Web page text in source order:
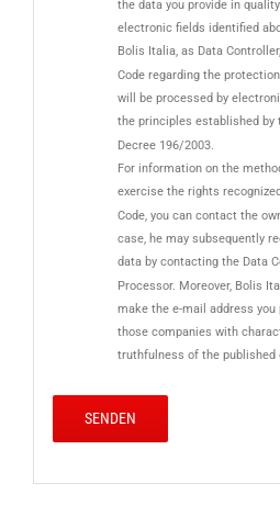
the data you provide in
electronic fields identified
Bolis Italia, as Data
Code regarding the
will be processed by
the principles established by
Decree 196/2003.
For information on the
exercise the rights
Code, you can contact the
case, he may subsequently
data by contacting the Data
Processor. Moreover, Bolis
make the e-mail address you
those companies with
truthfulness of the published